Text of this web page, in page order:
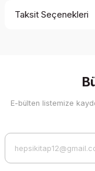
Taksit Seçenekleri
E-bülten listemize